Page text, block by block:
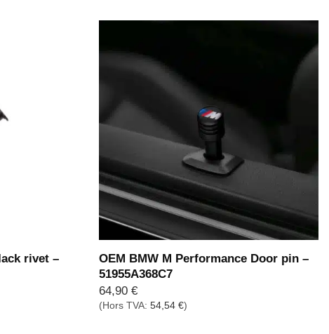
rivet –
OEM BMW M Performance Door pin –
51955A368C7
64,90€
(Hors TVA:54,54€)